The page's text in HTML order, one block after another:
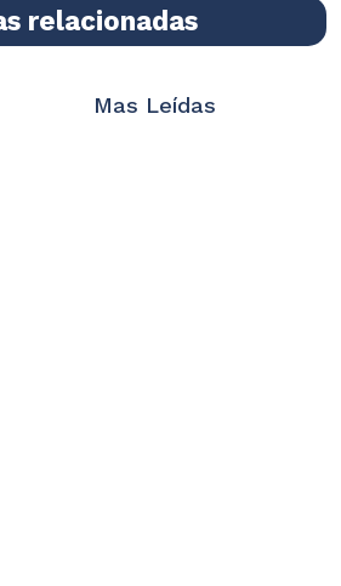
relacionadas
Mas Leídas